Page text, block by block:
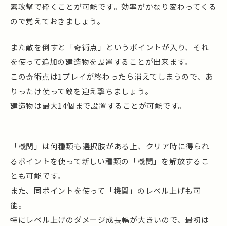
素攻撃で砕くことが可能です。効率がかなり変わってくる
ので覚えておきましょう。
また敵を倒すと「奇術点」というポイントが入り、それ
を使って追加の建造物を設置することが出来ます。
この奇術点は1プレイが終わったら消えてしまうので、あ
りったけ使って敵を迎え撃ちましょう。
建造物は最大14個まで設置することが可能です。
「機関」は何種類も選択肢がある上、クリア時に得られ
るポイントを使って新しい種類の「機関」を解放するこ
とも可能です。
また、同ポイントを使って「機関」のレベル上げも可
能。
特にレベル上げのダメージ成長幅が大きいので、最初は